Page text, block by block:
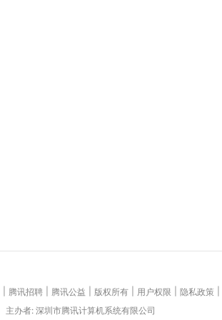
腾讯招聘 腾讯公益 版权所有 用户权限 隐私政策
主办者: 深圳市腾讯计算机系统有限公司